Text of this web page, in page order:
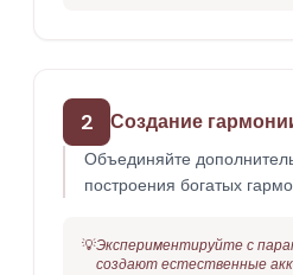
2 Создание
Объединяйте
построения богатых
💡Экспериментируйте с
создают естественные